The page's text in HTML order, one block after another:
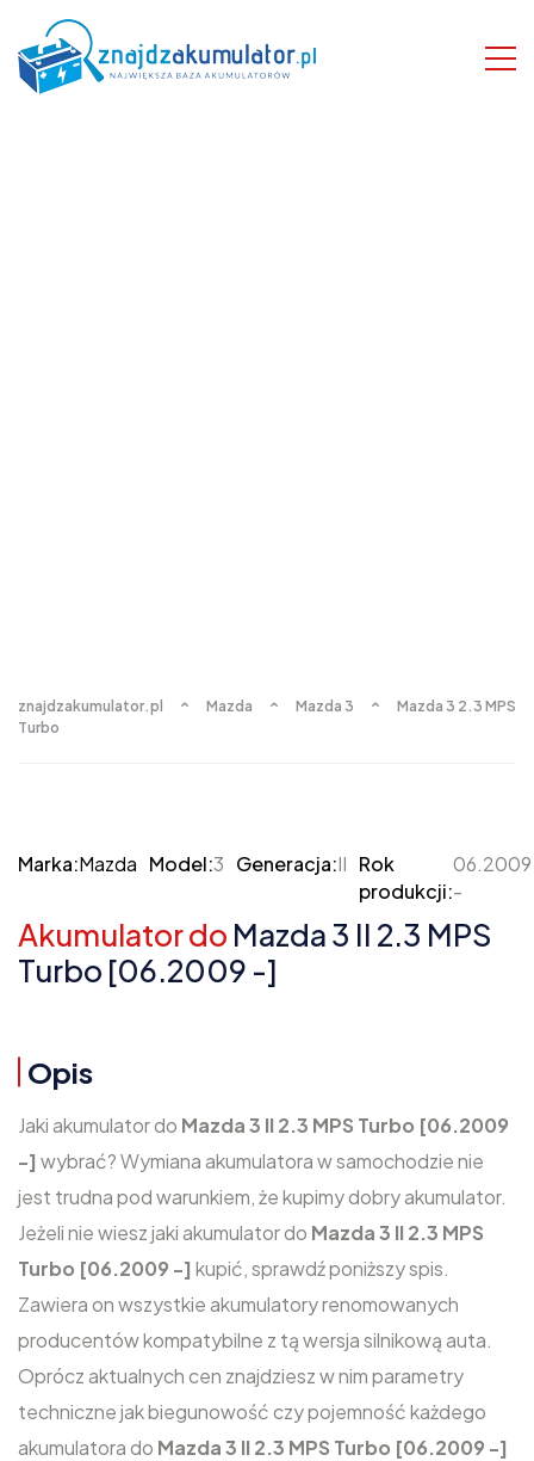
znajdzakumulator.pl Mazda Mazda 3
Mazda 3 2.3 MPS
Turbo
Marka:Mazda Model:3 Generacja:II Rok
produkcji:
06.2009
-
Akumulator do Mazda 3 II 2.3 MPS
Turbo [06.2009 -]
Opis
Jaki akumulator do Mazda 3 II 2.3 MPS Turbo [06.2009
-] wybrać? Wymiana akumulatora w samochodzie nie
jest trudna pod warunkiem, że kupimy dobry akumulator.
Jeżeli nie wiesz jaki akumulator do Mazda 3 II 2.3 MPS
Turbo [06.2009 -] kupić, sprawdź poniższy spis.
Zawiera on wszystkie akumulatory renomowanych
producentów kompatybilne z tą wersja silnikową auta.
Oprócz aktualnych cen znajdziesz w nim parametry
techniczne jak biegunowość czy pojemność każdego
akumulatora do Mazda 3 II 2.3 MPS Turbo [06.2009 -]